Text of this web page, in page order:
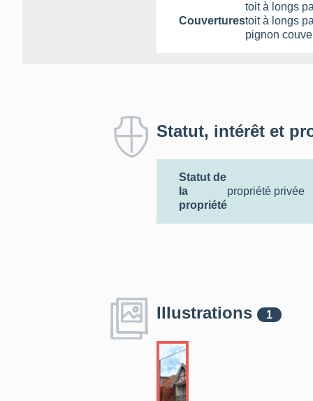
Couvertures
toit à longs
toit à longs
pignon
Statut, intérêt et
Statut de
la
propriété
propriété privée
Illustrations 1